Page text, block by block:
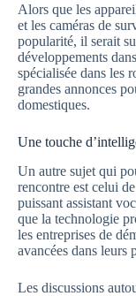
Alors que les
et les caméras de
popularité, il serait
développements
spécialisée dans les
grandes annonces
domestiques.
Une touche
Un autre sujet qui
rencontre est celui
puissant assistant
que la technologie
les entreprises de
avancées dans leurs
Les discussions